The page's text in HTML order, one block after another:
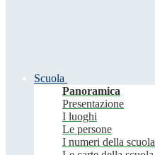
Scuola
Panoramica
Presentazione
I luoghi
Le persone
I numeri della scuola